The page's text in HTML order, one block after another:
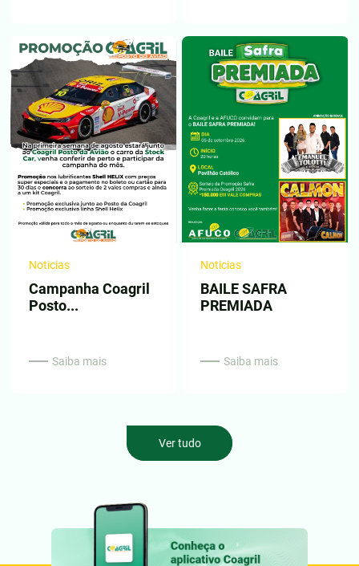
Noticias
Campanha Coagril
Posto...
Saiba mais
Noticias
BAILE SAFRA
PREMIADA
Saiba mais
Ver tudo